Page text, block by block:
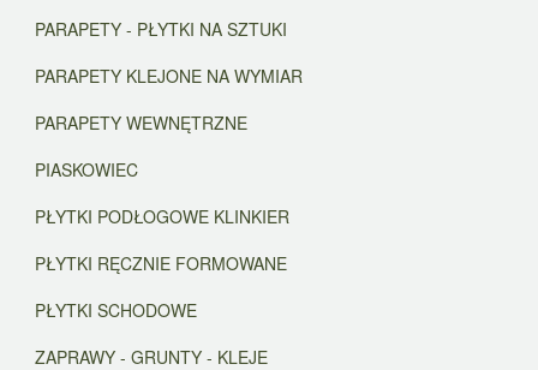
PARAPETY - PŁYTKI NA SZTUKI
PARAPETY KLEJONE NA WYMIAR
PARAPETY WEWNĘTRZNE
PIASKOWIEC
PŁYTKI PODŁOGOWE KLINKIER
PŁYTKI RĘCZNIE FORMOWANE
PŁYTKI SCHODOWE
ZAPRAWY - GRUNTY - KLEJE